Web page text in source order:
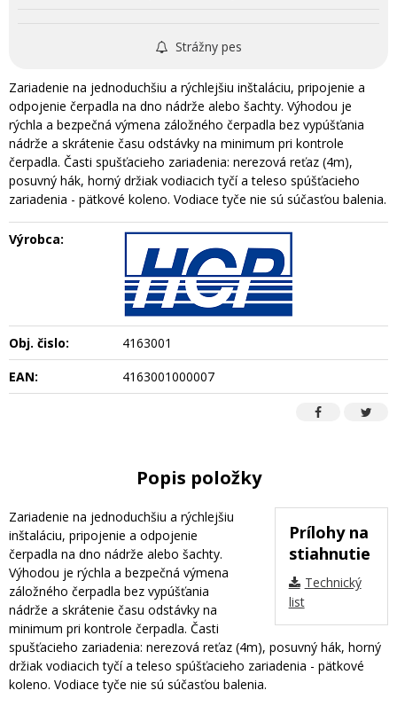
Strážny pes
Zariadenie na jednoduchšiu a rýchlejšiu inštaláciu, pripojenie a
odpojenie čerpadla na dno nádrže alebo šachty. Výhodou je
rýchla a bezpečná výmena záložného čerpadla bez vypúšťania
nádrže a skrátenie času odstávky na minimum pri kontrole
čerpadla. Časti spušťacieho zariadenia: nerezová reťaz (4m),
posuvný hák, horný držiak vodiacich tyčí a teleso spúšťacieho
zariadenia - pätkové koleno. Vodiace tyče nie sú súčasťou balenia.
Výrobca:
Obj. čislo:
4163001
EAN:
4163001000007
Popis položky
Prílohy na
stiahnutie
Technický
list
Zariadenie na jednoduchšiu a rýchlejšiu
inštaláciu, pripojenie a odpojenie
čerpadla na dno nádrže alebo šachty.
Výhodou je rýchla a bezpečná výmena
záložného čerpadla bez vypúšťania
nádrže a skrátenie času odstávky na
minimum pri kontrole čerpadla. Časti
spušťacieho zariadenia: nerezová reťaz (4m), posuvný hák, horný
držiak vodiacich tyčí a teleso spúšťacieho zariadenia - pätkové
koleno. Vodiace tyče nie sú súčasťou balenia.